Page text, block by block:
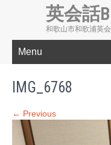
英会話
和歌山市和歌浦英
Menu
IMG_6768
← Previous